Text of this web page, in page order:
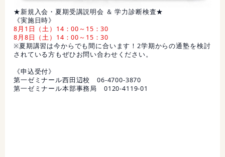
★新規入会・夏期受講説明会 ＆ 学力診断検査★
《実施日時》
8月1日（土）14：00～15：30
8月8日（土）14：00～15：30
※夏期講習は今からでも間に合います！2学期からの通塾を検討
されている方もぜひお問い合わせください。
《申込受付》
第一ゼミナール西田辺校 06-4700-3870
第一ゼミナール本部事務局 0120-4119-01